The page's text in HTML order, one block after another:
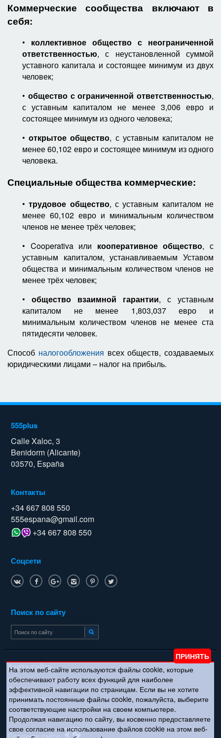
Коммерческие сообщества включают в
себя:
• коллективное общество с неограниченной
ответственностью, с неустановленной суммой
уставного капитала и состоящее минимум из двух
человек;
• общество с ограниченной ответственностью,
с уставным капиталом не менее 3,006 евро и
состоящее минимум из одного человека;
•открытое общество, с уставным капиталом не
менее 60,102 евро и состоящее минимум из одного
человека.
Специальные общества коммерческие:
•трудовое общество, с уставным капиталом не
менее 60,102 евро и минимальным количеством
членов не менее трёх человек;
• Cooperativa или кооперативное общество, с
уставным капиталом, устанавливаемым Уставом
общества и минимальным количеством членов не
менее трёх человек;
• общество взаимной гарантии, с уставным
капиталом не менее 1,803,037 евро и
минимальным количеством членов не менее ста
пятидесяти человек.
Способ налогообложения всех обществ, создаваемых
юридическими лицами – налог на прибыль.
555plus
Calle Xaloc, 3
Benidorm (Alicante)
03570, España
Контакты
+34 667 808 550
555espana@gmail.com
+34 667 808 550
Соцсети
Поиск по сайту
Карта сайта
Политика конфиденциальности
Пользовательское соглашение
Политика cookies
© Copyright 2011 – 2026
Создание сайта
На этом веб-сайте используются файлы cookie, которые
обеспечивают работу всех функций для наиболее
эффективной навигации по страницам. Если вы не хотите
принимать постоянные файлы cookie, пожалуйста, выберите
соответствующие настройки на своем компьютере.
Продолжая навигацию по сайту, вы косвенно предоставляете
свое согласие на использование файлов cookie на этом веб-